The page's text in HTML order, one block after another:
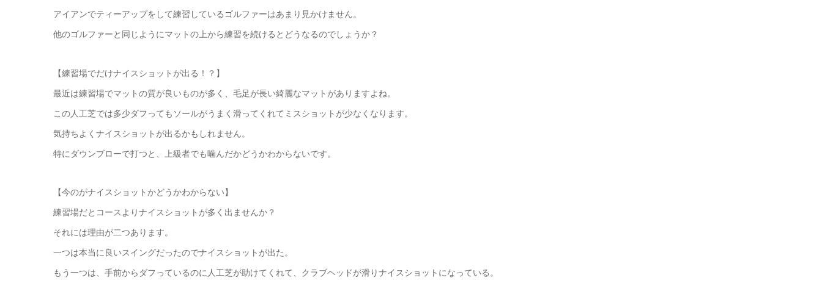
アイアンでティーアップをして練習しているゴルファーはあまり見かけません。
他のゴルファーと同じようにマットの上から練習を続けるとどうなるのでしょうか？
【練習場でだけナイスショットが出る！？】
最近は練習場でマットの質が良いものが多く、毛足が長い綺麗なマットがありますよね。
この人工芝では多少ダフってもソールがうまく滑ってくれてミスショットが少なくなります。
気持ちよくナイスショットが出るかもしれません。
特にダウンブローで打つと、上級者でも噛んだかどうかわからないです。
【今のがナイスショットかどうかわからない】
練習場だとコースよりナイスショットが多く出ませんか？
それには理由が二つあります。
一つは本当に良いスイングだったのでナイスショットが出た。
もう一つは、手前からダフっているのに人工芝が助けてくれて、クラブヘッドが滑りナイスショットになっている。